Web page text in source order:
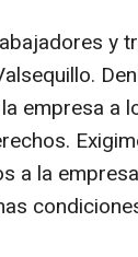
y
empresa a
a la